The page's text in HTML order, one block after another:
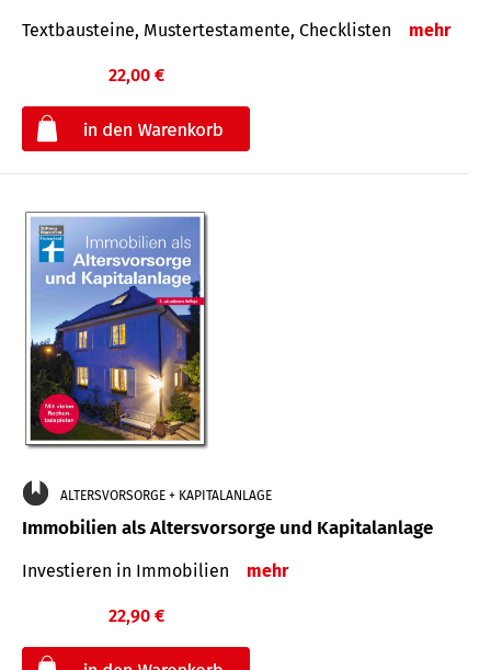
Textbausteine, Mustertestamente, Checklisten mehr
22,00 €
ALTERSVORSORGE + KAPITALANLAGE
Immobilien als Altersvorsorge und Kapitalanlage
Investieren in Immobilien mehr
22,90 €